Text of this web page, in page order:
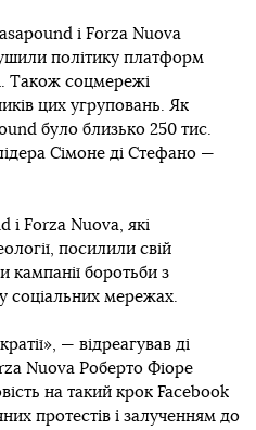
і Forza Nuova
політику платформ
Також соцмережі
цих угруповань. Як
було близько 250 тис.
Сімоне ді Стефано —
і Forza Nuova, які
посилили свій
кампанії боротьби з
соціальних мережах.
— відреагував ді
Nuova Роберто Фіоре
на такий крок Facebook
протестів і залученням до